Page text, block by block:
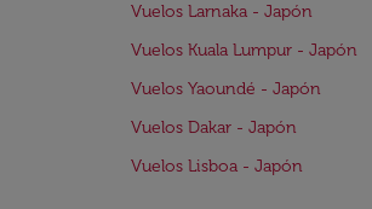
Vuelos Larnaka - Japón
Vuelos Kuala Lumpur - Japón
Vuelos Yaoundé - Japón
Vuelos Dakar - Japón
Vuelos Lisboa - Japón